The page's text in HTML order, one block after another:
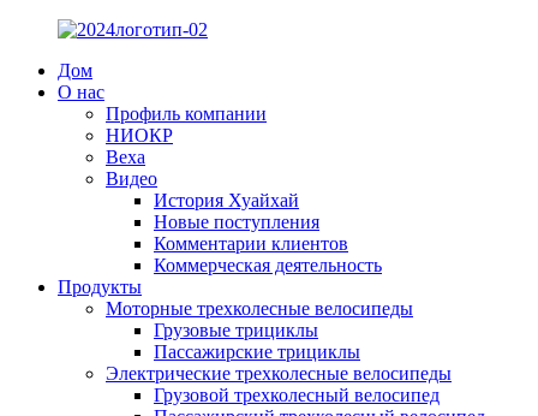
Дом
О нас
Профиль компании
НИОКР
Веха
Видео
История Хуайхай
Новые поступления
Комментарии клиентов
Коммерческая деятельность
Продукты
Моторные трехколесные велосипеды
Грузовые трициклы
Пассажирские трициклы
Электрические трехколесные велосипеды
Грузовой трехколесный велосипед